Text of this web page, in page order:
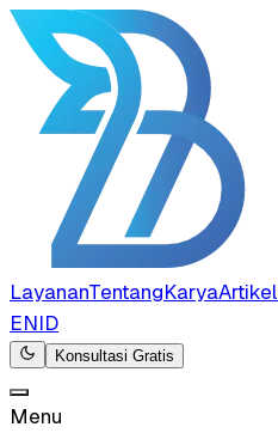
LayananTentangKaryaArtikel
ENID
Konsultasi Gratis
Menu